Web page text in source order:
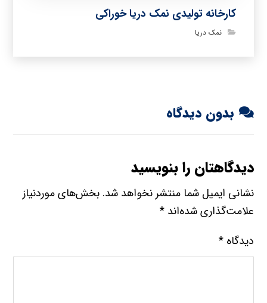
کارخانه تولیدی نمک دریا خوراکی
نمک دریا
بدون دیدگاه
دیدگاهتان را بنویسید
نشانی ایمیل شما منتشر نخواهد شد. بخش‌های موردنیاز
علامت‌گذاری شده‌اند*
دیدگاه*